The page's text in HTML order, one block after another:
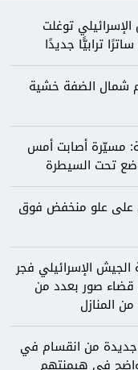
توغلت
ترابيًّا جديدًا
شمال الضفة خشية
مسيّرة أصابت أمس
تحت السيطرة
على علو منخفض فوق
الإسرائيلي فجر
قضاء صور بعدد من
المنازل
جديدة من انقسام في
واضح في هيمنتهم